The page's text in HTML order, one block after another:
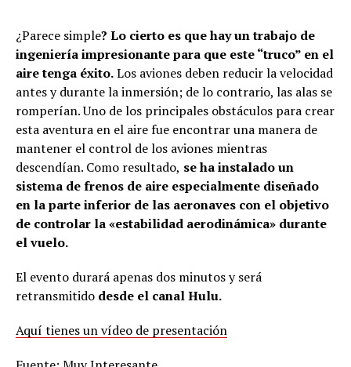
¿Parece simple? Lo cierto es que hay un trabajo de
ingeniería impresionante para que este “truco” en el
aire tenga éxito.Los aviones deben reducir la velocidad
antes y durante la inmersión; de lo contrario, las alas se
romperían. Uno de los principales obstáculos para crear
esta aventura en el aire fue encontrar una manera de
mantener el control de los aviones mientras
descendían. Como resultado, se ha instalado un
sistema de frenos de aire especialmente diseñado
en la parte inferior de las aeronaves con el objetivo
de controlar la «estabilidad aerodinámica» durante
el vuelo.
El evento durará apenas dos minutos y será
retransmitido desde el canal Hulu.
Aquí tienes un vídeo de presentación